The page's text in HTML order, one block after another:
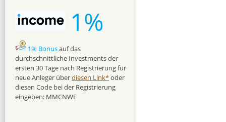
1%
1% Bonusauf das
durchschnittliche Investments der
ersten 30 Tage nach Registrierung für
neue Anleger überdiesen Link*oder
diesen Code bei der Registrierung
eingeben: MMCNWE